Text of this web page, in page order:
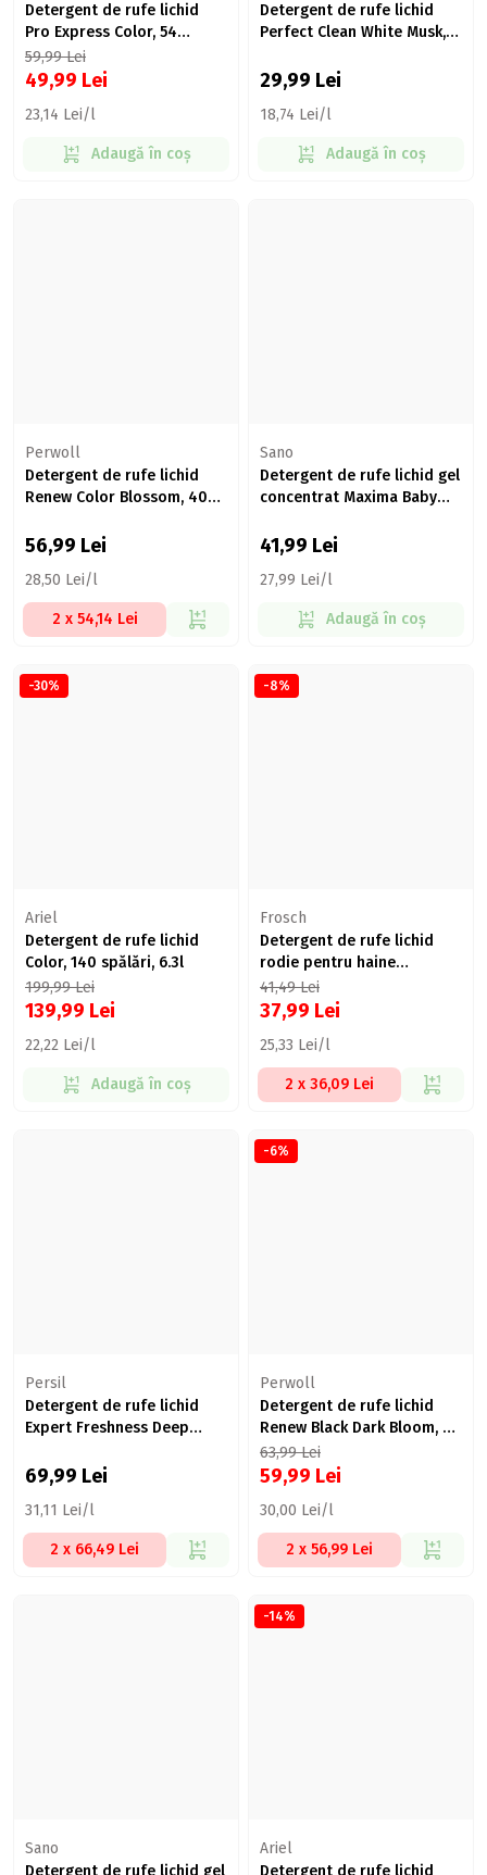
Detergent de rufe lichid
Pro Express Color, 54
spălări, 2.16l
59,99Lei
49,99 Lei
23,14 Lei/l
Adaugă în coș
Detergent de rufe lichid
Perfect Clean White Musk,
29,99 Lei
18,74 Lei/l
Adaugă în coș
Perwoll
Detergent de rufe lichid
Renew Color Blossom, 40
56,99 Lei
28,50 Lei/l
2 x 54,14 Lei
Sano
Detergent de rufe lichid gel
concentrat Maxima Baby
41,99 Lei
27,99 Lei/l
Adaugă în coș
-30%
Ariel
Detergent de rufe lichid
Color, 140 spălări, 6.3l
199,99Lei
139,99 Lei
22,22 Lei/l
Adaugă în coș
-8%
Frosch
Detergent de rufe lichid
rodie pentru haine
colorate, 22 spălări, 1.5l
41,49Lei
37,99 Lei
25,33 Lei/l
2 x 36,09 Lei
Persil
Detergent de rufe lichid
Expert Freshness Deep
2.25l
69,99 Lei
31,11 Lei/l
2 x 66,49 Lei
-6%
Perwoll
Detergent de rufe lichid
Renew Black Dark Bloom, 40
spălări, 2l
63,99Lei
59,99 Lei
30,00 Lei/l
2 x 56,99 Lei
Sano
Detergent de rufe lichid gel
-14%
Ariel
Detergent de rufe lichid